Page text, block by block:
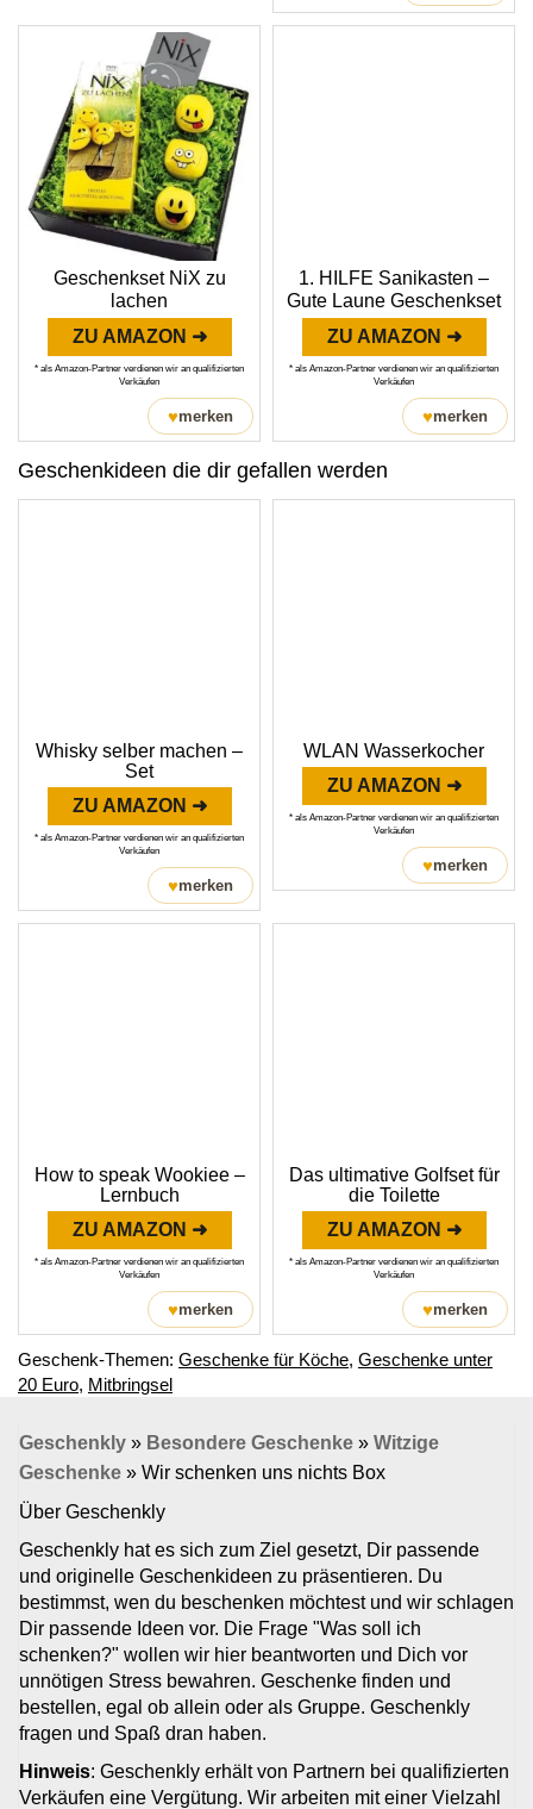
Geschenkset NiX zu
lachen
ZU AMAZON ➜
* als Amazon-Partner verdienen wir an qualifizierten
Verkäufen
♥merken
1. HILFE Sanikasten –
Gute Laune Geschenkset
ZU AMAZON ➜
* als Amazon-Partner verdienen wir an qualifizierten
Verkäufen
♥merken
Geschenkideen die dir gefallen werden
Whisky selber machen –
Set
ZU AMAZON ➜
* als Amazon-Partner verdienen wir an qualifizierten
Verkäufen
♥merken
WLAN Wasserkocher
ZU AMAZON ➜
* als Amazon-Partner verdienen wir an qualifizierten
Verkäufen
♥merken
How to speak Wookiee –
Lernbuch
ZU AMAZON ➜
* als Amazon-Partner verdienen wir an qualifizierten
Verkäufen
♥merken
Das ultimative Golfset für
die Toilette
ZU AMAZON ➜
* als Amazon-Partner verdienen wir an qualifizierten
Verkäufen
♥merken
Geschenk-Themen: Geschenke für Köche, Geschenke unter
20 Euro, Mitbringsel
Geschenkly » Besondere Geschenke » Witzige
Geschenke » Wir schenken uns nichts Box
Über Geschenkly
Geschenkly hat es sich zum Ziel gesetzt, Dir passende
und originelle Geschenkideen zu präsentieren. Du
bestimmst, wen du beschenken möchtest und wir schlagen
Dir passende Ideen vor. Die Frage "Was soll ich
schenken?" wollen wir hier beantworten und Dich vor
unnötigen Stress bewahren. Geschenke finden und
bestellen, egal ob allein oder als Gruppe. Geschenkly
fragen und Spaß dran haben.
Hinweis: Geschenkly erhält von Partnern bei qualifizierten
Verkäufen eine Vergütung. Wir arbeiten mit einer Vielzahl